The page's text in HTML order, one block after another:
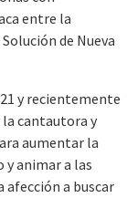
entre la
de Nueva
y recientemente
cantautora y
aumentar la
y animar a las
afección a buscar